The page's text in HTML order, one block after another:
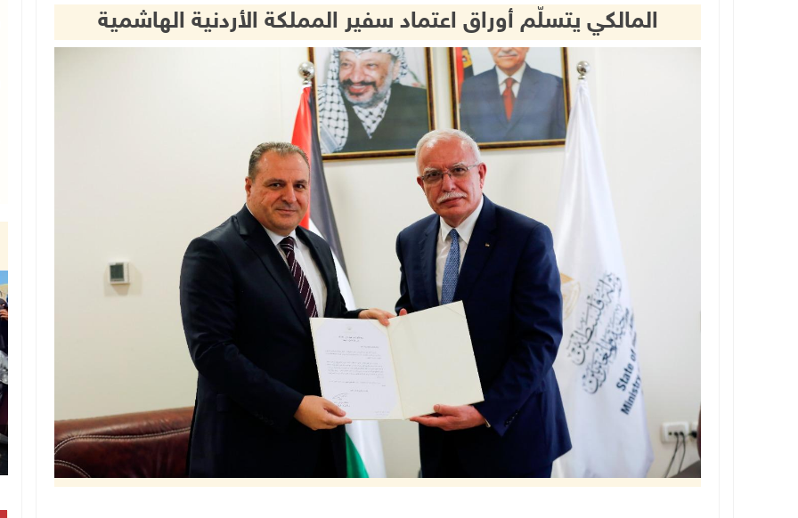
المالكي يتسلّم أوراق اعتماد سفير المملكة الأردنية الهاشمية